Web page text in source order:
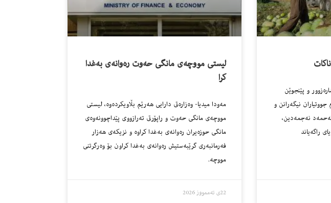
و پێنجوێن
جووتیاران نیگه‌رانن و
ئه‌حمه‌د نه‌جمه‌دین،
راگه‌یاند
لیستى مووچه‌ى مانگى حه‌وت ره‌وانه‌ى به‌غدا
كرا
مه‌ودا میدیا- وه‌زاره‌تى دارایی هه‌رێم بڵاویكرده‌وه‌، لیستى
مووچه‌ى مانگى حه‌وت و راپۆرتى ته‌رازووى پێداچوونه‌وه‌ى
مانگى حوزه‌یران ره‌وانه‌ى به‌غدا كراوه‌ و نزیكه‌ى هه‌زار
فه‌رمانبه‌رى گرێبه‌ستیش ره‌وانه‌ى به‌غدا كراون بۆ وه‌رگرتنى
مووچه‌.
22ی تەممووز 2026